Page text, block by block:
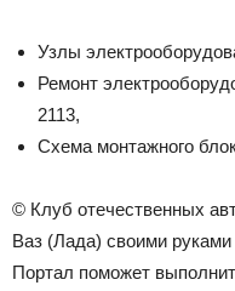
Узлы
Ремонт
2113,
Схема монтажного
© Клуб отечественных
Ваз (Лада) своими
Портал поможет